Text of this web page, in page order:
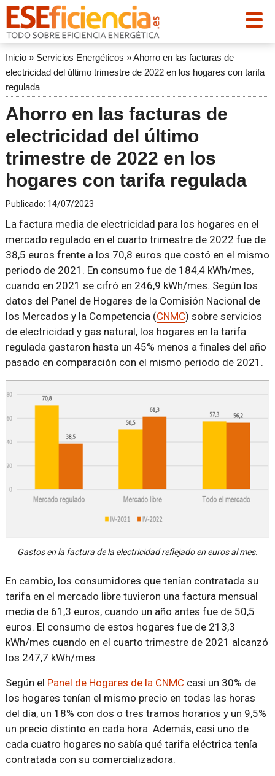
Inicio» Servicios Energéticos »Ahorro en las facturas de
electricidad del último trimestre de 2022 en los hogares con tarifa
regulada
Ahorro en las facturas de
electricidad del último
trimestre de 2022 en los
hogares con tarifa regulada
Publicado: 14/07/2023
La factura media de electricidad para los hogares en el
mercado regulado en el cuarto trimestre de 2022 fue de
38,5 euros frente a los 70,8 euros que costó en el mismo
periodo de 2021. En consumo fue de 184,4 kWh/mes,
cuando en 2021 se cifró en 246,9 kWh/mes. Según los
datos del Panel de Hogares de la Comisión Nacional de
los Mercados y la Competencia (CNMC) sobre servicios
de electricidad y gas natural, los hogares en la tarifa
regulada gastaron hasta un 45% menos a finales del año
pasado en comparación con el mismo periodo de 2021.
Gastos en la factura de la electricidad reflejado en euros al mes.
En cambio, los consumidores que tenían contratada su
tarifa en el mercado libre tuvieron una factura mensual
media de 61,3 euros, cuando un año antes fue de 50,5
euros. El consumo de estos hogares fue de 213,3
kWh/mes cuando en el cuarto trimestre de 2021 alcanzó
los 247,7 kWh/mes.
Según el Panel de Hogares de la CNMCcasi un 30% de
los hogares tenían el mismo precio en todas las horas
del día, un 18% con dos o tres tramos horarios y un 9,5%
un precio distinto en cada hora. Además, casi uno de
cada cuatro hogares no sabía qué tarifa eléctrica tenía
contratada con su comercializadora.